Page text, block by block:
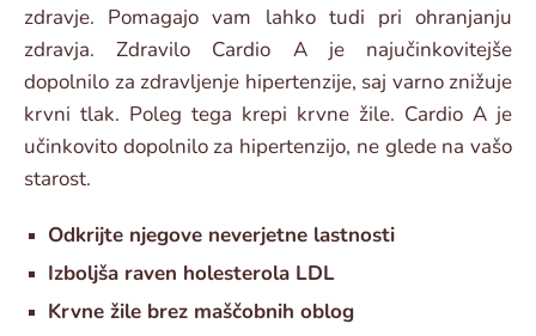
zdravje. Pomagajo vam lahko tudi pri ohranjanju
zdravja. Zdravilo Cardio A je najučinkovitejše
dopolnilo za zdravljenje hipertenzije, saj varno znižuje
krvni tlak. Poleg tega krepi krvne žile. Cardio A je
učinkovito dopolnilo za hipertenzijo, ne glede na vašo
starost.
Odkrijte njegove neverjetne lastnosti
Izboljša raven holesterola LDL
Krvne žile brez maščobnih oblog